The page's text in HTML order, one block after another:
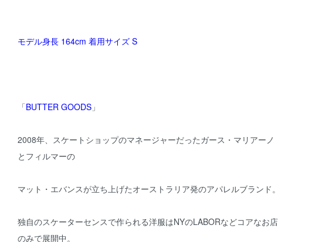
モデル身長 164cm 着用サイズ S
「BUTTER GOODS 」
2008年、スケートショップのマネージャーだったガース・マリアーノ
とフィルマーの
マット・エバンスが立ち上げたオーストラリア発のアパレルブランド。
独自のスケーターセンスで作られる洋服はNYのLABORなどコアなお店
のみで展開中。